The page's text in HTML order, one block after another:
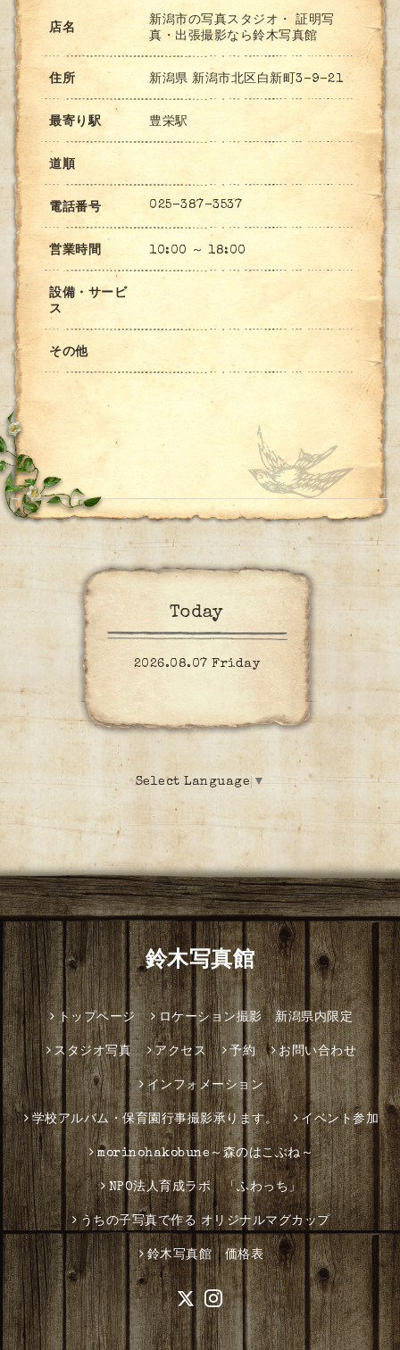
店名
新潟市の写真スタジオ・ 証明写
真・出張撮影なら鈴木写真館
住所 新潟県 新潟市北区白新町3-9-21
最寄り駅 豊栄駅
道順
電話番号 025-387-3537
営業時間 10:00 ～ 18:00
設備・サービ
ス
その他
Today
2026.08.07 Friday
Select Language ▼
鈴木写真館
トップページ ロケーション撮影 新潟県内限定
スタジオ写真 アクセス 予約 お問い合わせ
インフォメーション
学校アルバム・保育園行事撮影承ります。 イベント参加
morinohakobune～森のはこぶね～
NPO法人育成ラボ 「ふわっち」
うちの子写真で作る オリジナルマグカップ
鈴木写真館 価格表